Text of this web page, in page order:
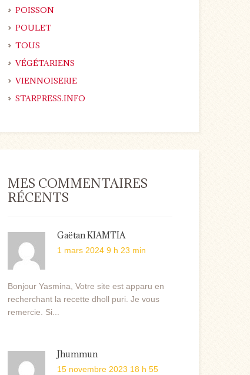
POISSON
POULET
TOUS
VÉGÉTARIENS
VIENNOISERIE
STARPRESS.INFO
MES COMMENTAIRES
RÉCENTS
Gaëtan KIAMTIA
1 mars 2024 9 h 23 min
Bonjour Yasmina, Votre site est apparu en
recherchant la recette dholl puri. Je vous
remercie. Si...
Jhummun
15 novembre 2023 18 h 55